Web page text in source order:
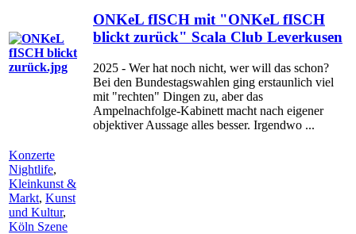
ONKeL fISCH mit "ONKeL fISCH
blickt zurück" Scala Club Leverkusen
2025 - Wer hat noch nicht, wer will das schon?
Bei den Bundestagswahlen ging erstaunlich viel
mit "rechten" Dingen zu, aber das
Ampelnachfolge-Kabinett macht nach eigener
objektiver Aussage alles besser. Irgendwo ...
Konzerte
Nightlife,
Kleinkunst &
Markt, Kunst
und Kultur,
Köln Szene